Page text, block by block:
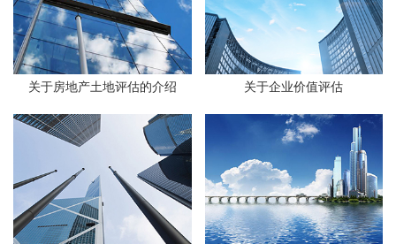
关于房地产土地评估的介绍 关于企业价值评估